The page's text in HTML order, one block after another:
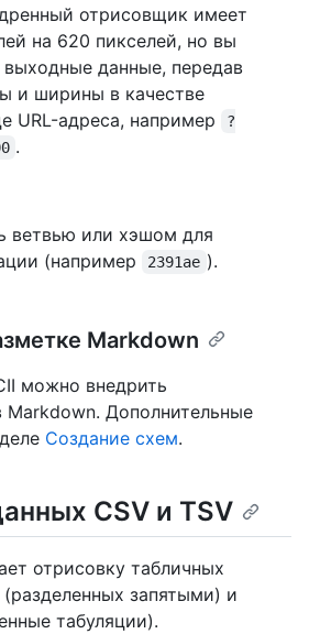
отрисовщик имеет
на 620 пикселей, но вы
данные, передав
и ширины в качестве
URL-адреса, например
?
.
ветвью или хэшом для
(например
2391ae ).
Markdown
можно внедрить
Markdown. Дополнительные
Создание схем.
CSV и TSV
отрисовку табличных
(разделенных запятыми) и
табуляции).